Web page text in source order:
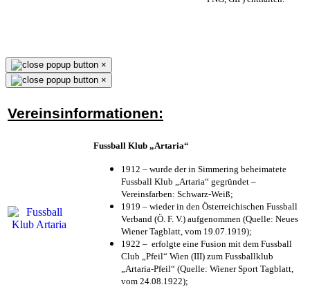
×
×
Vereinsinformationen:
Fussball Klub „Artaria“
1912 – wurde der in Simmering beheimatete
Fussball Klub „Artaria“ gegründet –
Vereinsfarben: Schwarz-Weiß;
1919 – wieder in den Österreichischen Fussball
Verband (Ö. F. V.) aufgenommen (Quelle: Neues
Wiener Tagblatt, vom 19.07.1919);
1922 – erfolgte eine Fusion mit dem Fussball
Club „Pfeil“ Wien (III) zum Fussballklub
„Artaria-Pfeil“ (Quelle: Wiener Sport Tagblatt,
vom 24.08.1922);